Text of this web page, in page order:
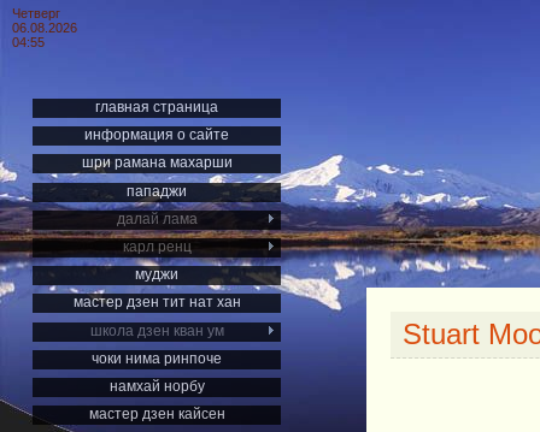
Четверг
06.08.2026
04:55
главная страница
информация о сайте
шри рамана махарши
пападжи
далай лама
карл ренц
муджи
мастер дзен тит нат хан
школа дзен кван ум
чоки нима ринпоче
намхай норбу
мастер дзен кайсен
Stuart